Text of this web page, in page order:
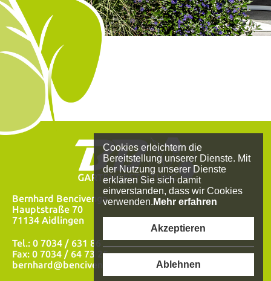
Cookies erleichtern die
Bereitstellung unserer Dienste. Mit
der Nutzung unserer Dienste
erklären Sie sich damit
einverstanden, dass wir Cookies
verwenden. Mehr erfahren
Akzeptieren
Ablehnen
Bernhard Bencivenga
Hauptstraße 70
71134 Aidlingen
Tel.: 0 7034 / 631 86
Fax: 0 7034 / 64 73 25
bernhard@bencivenga.de